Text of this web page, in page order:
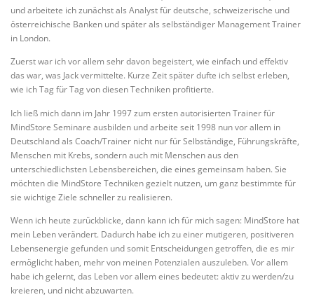
und arbeitete ich zunächst als Analyst für deutsche, schweizerische und
österreichische Banken und später als selbständiger Management Trainer
in London.
Zuerst war ich vor allem sehr davon begeistert, wie einfach und effektiv
das war, was Jack vermittelte. Kurze Zeit später dufte ich selbst erleben,
wie ich Tag für Tag von diesen Techniken profitierte.
Ich ließ mich dann im Jahr 1997 zum ersten autorisierten Trainer für
MindStore Seminare ausbilden und arbeite seit 1998 nun vor allem in
Deutschland als Coach/Trainer nicht nur für Selbständige, Führungskräfte,
Menschen mit Krebs, sondern auch mit Menschen aus den
unterschiedlichsten Lebensbereichen, die eines gemeinsam haben. Sie
möchten die MindStore Techniken gezielt nutzen, um ganz bestimmte für
sie wichtige Ziele schneller zu realisieren.
Wenn ich heute zurückblicke, dann kann ich für mich sagen: MindStore hat
mein Leben verändert. Dadurch habe ich zu einer mutigeren, positiveren
Lebensenergie gefunden und somit Entscheidungen getroffen, die es mir
ermöglicht haben, mehr von meinen Potenzialen auszuleben. Vor allem
habe ich gelernt, das Leben vor allem eines bedeutet: aktiv zu werden/zu
kreieren, und nicht abzuwarten.